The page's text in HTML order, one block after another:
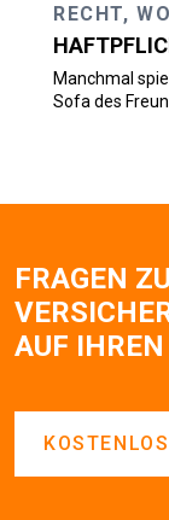
RECHT,
Manchmal spielt
Sofa des Freundes
FRAGEN
AUF